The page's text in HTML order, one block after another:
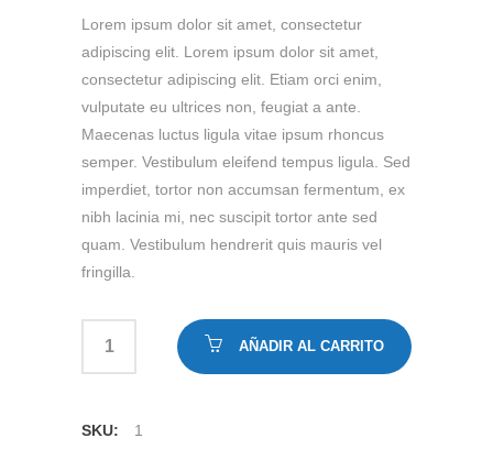
Lorem ipsum dolor sit amet, consectetur
adipiscing elit. Lorem ipsum dolor sit amet,
consectetur adipiscing elit. Etiam orci enim,
vulputate eu ultrices non, feugiat a ante.
Maecenas luctus ligula vitae ipsum rhoncus
semper. Vestibulum eleifend tempus ligula. Sed
imperdiet, tortor non accumsan fermentum, ex
nibh lacinia mi, nec suscipit tortor ante sed
quam. Vestibulum hendrerit quis mauris vel
fringilla.
AÑADIR AL CARRITO
SKU: 1